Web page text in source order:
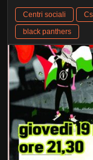
Centri sociali
black panthers